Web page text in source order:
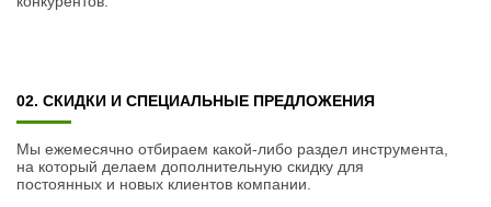
02. СКИДКИ И СПЕЦИАЛЬНЫЕ ПРЕДЛОЖЕНИЯ
Мы ежемесячно отбираем какой-либо раздел инструмента,
на который делаем дополнительную скидку для
постоянных и новых клиентов компании.